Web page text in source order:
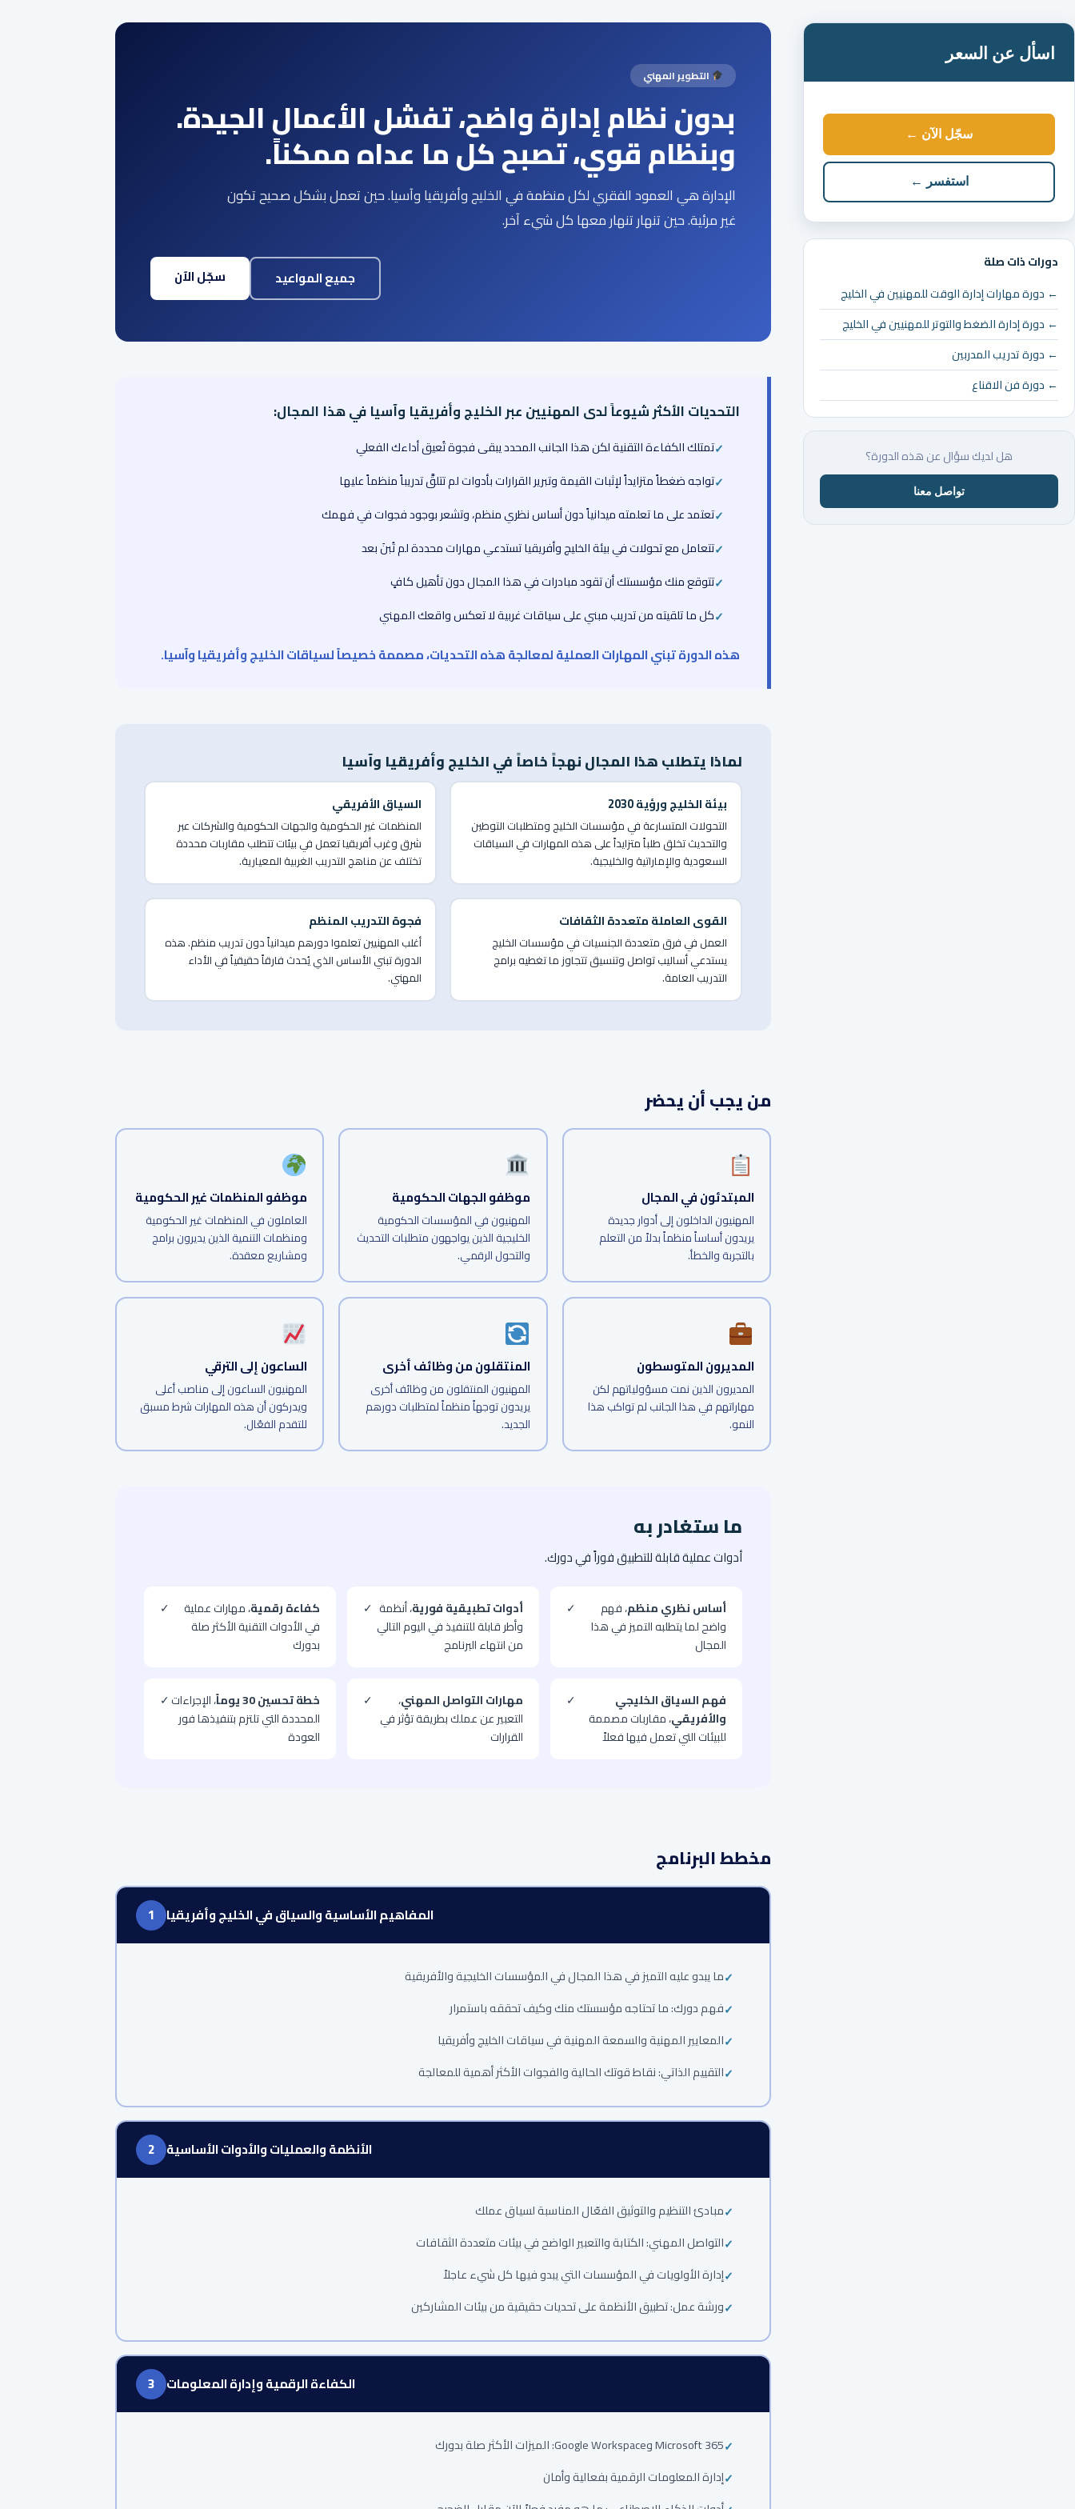
اسأل عن السعر
سجّل الآن ←
استفسر ←
دورات ذات صلة
← دورة مهارات إدارة الوقت للمهنيين في الخليج
← دورة إدارة الضغط والتوتر للمهنيين في الخليج
← دورة تدريب المدربين
← دورة فن الاقناع
هل لديك سؤال عن هذه الدورة؟
تواصل معنا
التطوير المهني
بدون نظام إدارة واضح، تفشل الأعمال الجيدة.
وبنظام قوي، تصبح كل ما عداه ممكناً.
الإدارة هي العمود الفقري لكل منظمة في الخليج وأفريقيا وآسيا. حين تعمل بشكل صحيح تكون
غير مرئية. حين تنهار تنهار معها كل شيء آخر.
سجّل الآن جميع المواعيد
التحديات الأكثر شيوعاً لدى المهنيين عبر الخليج وأفريقيا وآسيا في هذا المجال:
تمتلك الكفاءة التقنية لكن هذا الجانب المحدد يبقى فجوة تُعيق أداءك الفعلي
تواجه ضغطاً متزايداً لإثبات القيمة وتبرير القرارات بأدوات لم تتلقَّ تدريباً منظماً عليها
تعتمد على ما تعلمته ميدانياً دون أساس نظري منظم، وتشعر بوجود فجوات في فهمك
تتعامل مع تحولات في بيئة الخليج وأفريقيا تستدعي مهارات محددة لم تُبنَ بعد
تتوقع منك مؤسستك أن تقود مبادرات في هذا المجال دون تأهيل كافٍ
كل ما تلقيته من تدريب مبني على سياقات غربية لا تعكس واقعك المهني
هذه الدورة تبني المهارات العملية لمعالجة هذه التحديات، مصممة خصيصاً لسياقات الخليج وأفريقيا وآسيا.
لماذا يتطلب هذا المجال نهجاً خاصاً في الخليج وأفريقيا وآسيا
بيئة الخليج ورؤية 2030
التحولات المتسارعة في مؤسسات الخليج ومتطلبات التوطين
والتحديث تخلق طلباً متزايداً على هذه المهارات في السياقات
السعودية والإماراتية والخليجية.
السياق الأفريقي
المنظمات غير الحكومية والجهات الحكومية والشركات عبر
شرق وغرب أفريقيا تعمل في بيئات تتطلب مقاربات محددة
تختلف عن مناهج التدريب الغربية المعيارية.
القوى العاملة متعددة الثقافات
العمل في فرق متعددة الجنسيات في مؤسسات الخليج
يستدعي أساليب تواصل وتنسيق تتجاوز ما تغطيه برامج
التدريب العامة.
فجوة التدريب المنظم
أغلب المهنيين تعلموا دورهم ميدانياً دون تدريب منظم. هذه
الدورة تبني الأساس الذي يُحدث فارقاً حقيقياً في الأداء
المهني.
من يجب أن يحضر
المبتدئون في المجال
المهنيون الداخلون إلى أدوار جديدة
يريدون أساساً منظماً بدلاً من التعلم
بالتجربة والخطأ.
موظفو الجهات الحكومية
المهنيون في المؤسسات الحكومية
الخليجية الذين يواجهون متطلبات التحديث
والتحول الرقمي.
موظفو المنظمات غير الحكومية
العاملون في المنظمات غير الحكومية
ومنظمات التنمية الذين يديرون برامج
ومشاريع معقدة.
المديرون المتوسطون
المديرون الذين نمت مسؤولياتهم لكن
مهاراتهم في هذا الجانب لم تواكب هذا
النمو.
المنتقلون من وظائف أخرى
المهنيون المنتقلون من وظائف أخرى
يريدون توجهاً منظماً لمتطلبات دورهم
الجديد.
الساعون إلى الترقي
المهنيون الساعون إلى مناصب أعلى
ويدركون أن هذه المهارات شرط مسبق
للتقدم الفعّال.
ما ستغادر به
أدوات عملية قابلة للتطبيق فوراً في دورك.
✓ أساس نظري منظم، فهم
واضح لما يتطلبه التميز في هذا
المجال
✓ أدوات تطبيقية فورية، أنظمة
وأطر قابلة للتنفيذ في اليوم التالي
من انتهاء البرنامج
✓ كفاءة رقمية، مهارات عملية
في الأدوات التقنية الأكثر صلة
بدورك
✓
فهم السياق الخليجي
والأفريقي، مقاربات مصممة
للبيئات التي تعمل فيها فعلاً
✓ مهارات التواصل المهني،
التعبير عن عملك بطريقة تؤثر في
القرارات
✓ خطة تحسين 30 يوماً
، الإجراءات
المحددة التي تلتزم بتنفيذها فور
العودة
مخطط البرنامج
1 المفاهيم الأساسية والسياق في الخليج وأفريقيا
ما يبدو عليه التميز في هذا المجال في المؤسسات الخليجية والأفريقية
فهم دورك: ما تحتاجه مؤسستك منك وكيف تحققه باستمرار
المعايير المهنية والسمعة المهنية في سياقات الخليج وأفريقيا
التقييم الذاتي: نقاط قوتك الحالية والفجوات الأكثر أهمية للمعالجة
2 الأنظمة والعمليات والأدوات الأساسية
مبادئ التنظيم والتوثيق الفعّال المناسبة لسياق عملك
التواصل المهني: الكتابة والتعبير الواضح في بيئات متعددة الثقافات
إدارة الأولويات في المؤسسات التي يبدو فيها كل شيء عاجلاً
ورشة عمل: تطبيق الأنظمة على تحديات حقيقية من بيئات المشاركين
3 الكفاءة الرقمية وإدارة المعلومات
Microsoft 365 وGoogle Workspace: الميزات الأكثر صلة بدورك
إدارة المعلومات الرقمية بفعالية وأمان